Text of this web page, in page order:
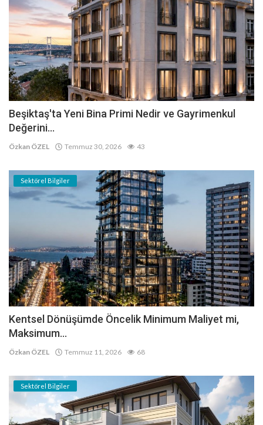
Beşiktaş'ta Yeni Bina Primi Nedir ve Gayrimenkul
Değerini...
Özkan ÖZEL Temmuz 30, 2026 43
Sektörel Bilgiler
Kentsel Dönüşümde Öncelik Minimum Maliyet mi,
Maksimum...
Özkan ÖZEL Temmuz 11, 2026 68
Sektörel Bilgiler